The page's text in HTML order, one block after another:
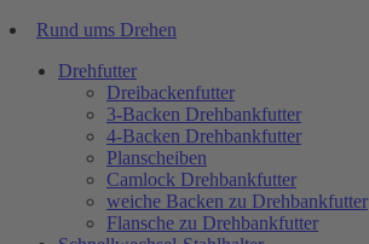
Rund ums Drehen
Drehfutter
Dreibackenfutter
3-Backen Drehbankfutter
4-Backen Drehbankfutter
Planscheiben
Camlock Drehbankfutter
weiche Backen zu Drehbankfutter
Flansche zu Drehbankfutter